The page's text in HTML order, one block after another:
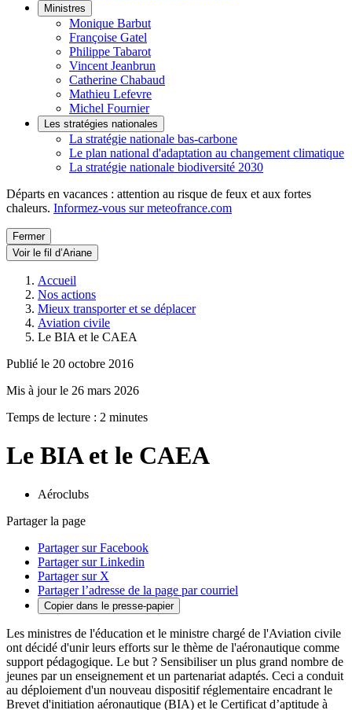
Ministres
Monique Barbut
Françoise Gatel
Philippe Tabarot
Vincent Jeanbrun
Catherine Chabaud
Mathieu Lefevre
Michel Fournier
Les stratégies nationales
La stratégie nationale bas-carbone
Le plan national d'adaptation au changement climatique
La stratégie nationale biodiversité 2030
Départs en vacances : attention au risque de feux et aux fortes
chaleurs. Informez-vous sur meteofrance.com
Fermer
Voir le fil d’Ariane
Accueil
Nos actions
Mieux transporter et se déplacer
Aviation civile
Le BIA et le CAEA
Publié le 20 octobre 2016
Mis à jour le 26 mars 2026
Temps de lecture : 2 minutes
Le BIA et le CAEA
Aéroclubs
Partager la page
Partager sur Facebook
Partager sur Linkedin
Partager sur X
Partager l’adresse de la page par courriel
Copier dans le presse-papier
Les ministres de l'éducation et le ministre chargé de l'Aviation civile
ont décidé d'unir leurs efforts sur le thème de l'aéronautique comme
support pédagogique. Le but ? Sensibiliser un plus grand nombre de
jeunes par un enseignement et un partenariat adaptés. Ceci a conduit
au déploiement d'un nouveau dispositif réglementaire encadrant le
Brevet d'initiation aéronautique (BIA) et le Certificat d’aptitude à